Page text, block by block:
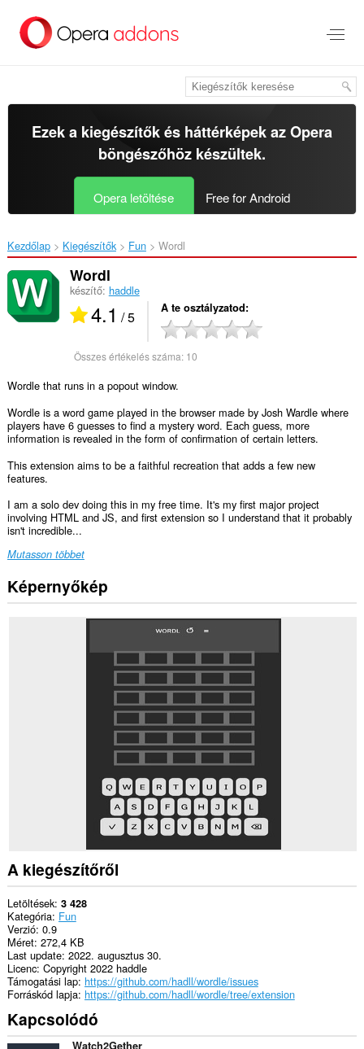
Ezek a kiegészítők és háttérképek azOpera
böngészőhözkészültek.
Opera letöltése Free for Android
Kezdőlap Kiegészítők Fun Wordl‎
Wordl
készítő: haddle
4.1 / 5 A te osztályzatod
Összes értékelés száma: 10
Wordle that runs in a popout window.
Wordle is a word game played in the browser made by Josh Wardle where
players have 6 guesses to find a mystery word. Each guess, more
information is revealed in the form of confirmation of certain letters.
This extension aims to be a faithful recreation that adds a few new
features.
I am a solo dev doing this in my free time. It's my first major project
involving HTML and JS, and first extension so I understand that it probably
isn't incredible...
Mutasson többet
Képernyőkép
A kiegészítőről
Letöltések 3 428
Kategória Fun
Verzió 0.9
Méret 272,4 KB
Last update 2022. augusztus 30.
Licenc Copyright 2022 haddle
Támogatási lap https://github.com/hadll/wordle/issues
Forráskód lapja https://github.com/hadll/wordle/tree/extension
Kapcsolódó
Watch2Gether